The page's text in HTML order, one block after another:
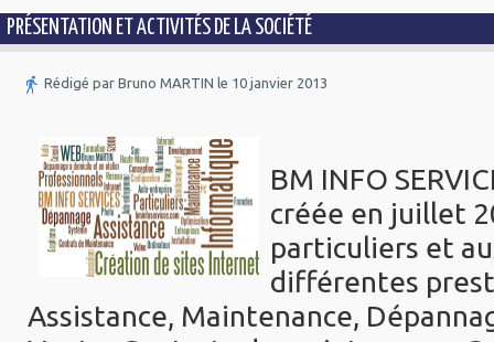
PRÉSENTATION ET ACTIVITÉS DE LA SOCIÉTÉ
Rédigé par Bruno MARTIN le 10 janvier 2013
BM INFO
créée en juillet
particuliers et
différentes
Assistance, Maintenance,